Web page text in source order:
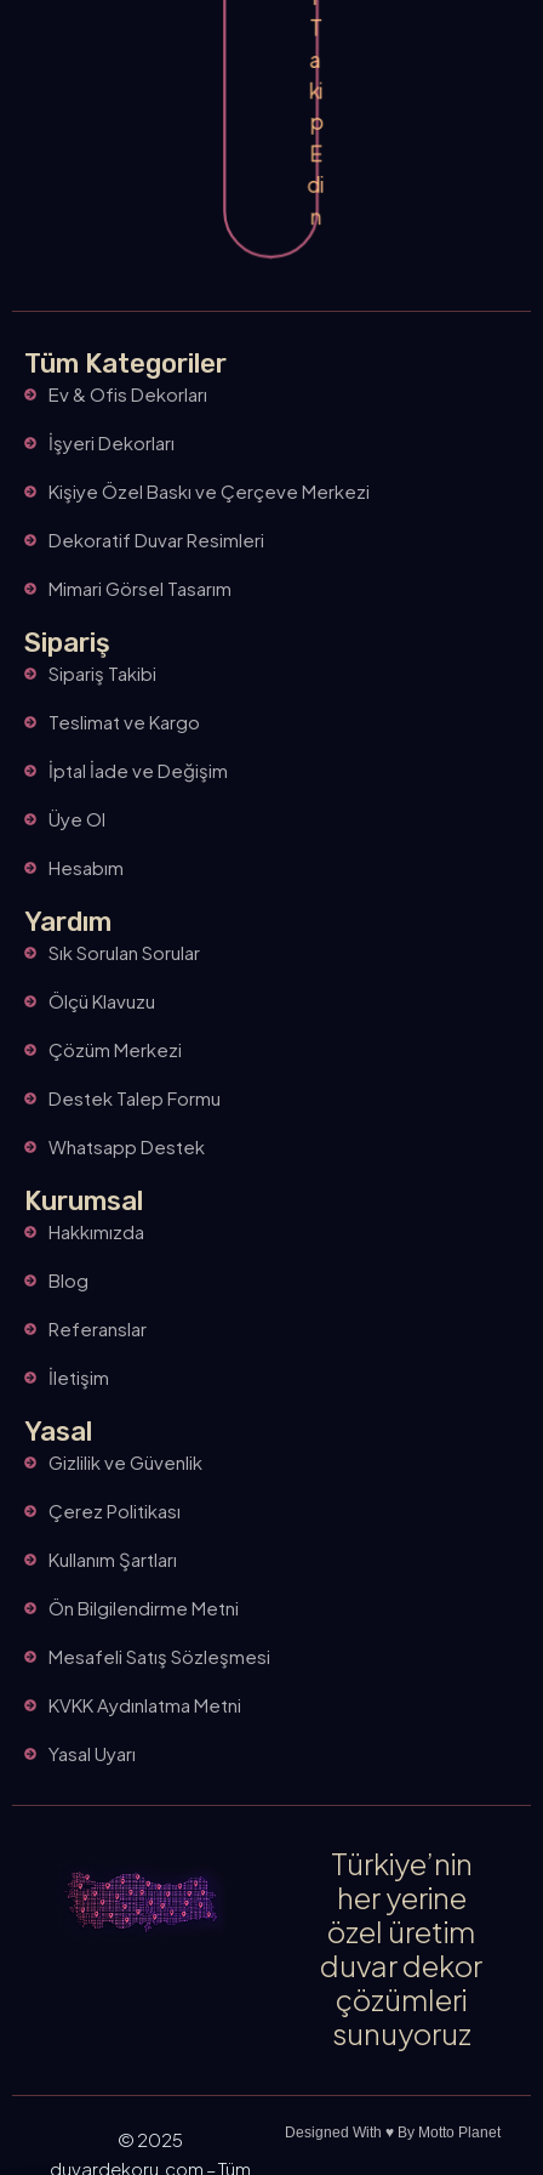
T
a
ki
p
E
di
n
Tüm Kategoriler
Ev & Ofis Dekorları
İşyeri Dekorları
Kişiye Özel Baskı ve Çerçeve Merkezi
Dekoratif Duvar Resimleri
Mimari Görsel Tasarım
Sipariş
Sipariş Takibi
Teslimat ve Kargo
İptal İade ve Değişim
Üye Ol
Hesabım
Yardım
Sık Sorulan Sorular
Ölçü Klavuzu
Çözüm Merkezi
Destek Talep Formu
Whatsapp Destek
Kurumsal
Hakkımızda
Blog
Referanslar
İletişim
Yasal
Gizlilik ve Güvenlik
Çerez Politikası
Kullanım Şartları
Ön Bilgilendirme Metni
Mesafeli Satış Sözleşmesi
KVKK Aydınlatma Metni
Yasal Uyarı
Türkiye’nin
her yerine
özel üretim
duvar dekor
çözümleri
sunuyoruz
© 2025
duvardekoru.com – Tüm
Designed With ♥️ By Motto Planet